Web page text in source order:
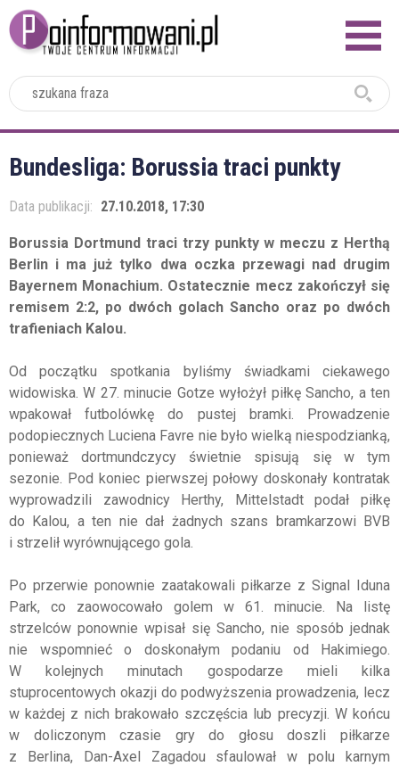
Bundesliga: Borussia traci punkty
Data publikacji: 27.10.2018, 17:30
Borussia Dortmund traci trzy punkty w meczu z Herthą
Berlin i ma już tylko dwa oczka przewagi nad drugim
Bayernem Monachium. Ostatecznie mecz zakończył się
remisem 2:2, po dwóch golach Sancho oraz po dwóch
trafieniach Kalou.
Od początku spotkania byliśmy świadkami ciekawego
widowiska. W 27. minucie Gotze wyłożył piłkę Sancho, a ten
wpakował futbolówkę do pustej bramki. Prowadzenie
podopiecznych Luciena Favre nie było wielką niespodzianką,
ponieważ dortmundczycy świetnie spisują się w tym
sezonie. Pod koniec pierwszej połowy doskonały kontratak
wyprowadzili zawodnicy Herthy, Mittelstadt podał piłkę
do Kalou, a ten nie dał żadnych szans bramkarzowi BVB
i strzelił wyrównującego gola.
Po przerwie ponownie zaatakowali piłkarze z Signal Iduna
Park, co zaowocowało golem w 61. minucie. Na listę
strzelców ponownie wpisał się Sancho, nie sposób jednak
nie wspomnieć o doskonałym podaniu od Hakimiego.
W kolejnych minutach gospodarze mieli kilka
stuprocentowych okazji do podwyższenia prowadzenia, lecz
w każdej z nich brakowało szczęścia lub precyzji. W końcu
w doliczonym czasie gry do głosu doszli piłkarze
z Berlina, Dan-Axel Zagadou sfaulował w polu karnym